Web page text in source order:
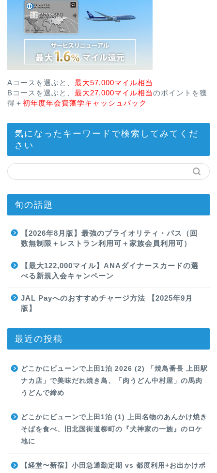
Aコースを選ぶと、 最大57,000マイル相当
Bコースを選ぶと、 最大27,000マイル相当のポイントを獲
得＋ 初年度年会費藩学キャッシュバック
気になったキーワードで検索してみてくだ
さい
旬の話題
【2026年8月版】最強のプライオリティ・パス（回
数無制限＋レストラン利用可＋家族会員利用可）
【最大122,000マイル】ANAダイナースカードの選
べる新規入会キャンペーン
JAL Payへのおすすめチャージ方法 【2025年9月
版】
最近の投稿
どこかにビューンで上田1泊 2026 (2) 「焼鳥番長 上田駅
ナカ店」で美味だれ焼き鳥、「肉うどん中村屋」の馬肉
うどんで締め
どこかにビューンで上田1泊 (1) 上田名物のあんかけ焼き
そばを食べ、旧北国街道柳町の『犬神家の一族』のロケ
地に
【経堂〜新宿】小田急通勤定期 vs 都度利用+お出かけポ